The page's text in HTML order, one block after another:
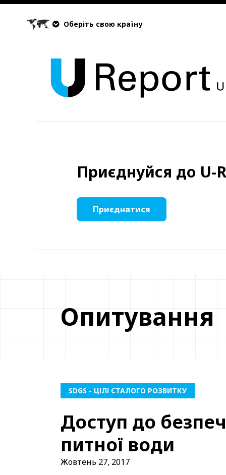
Оберіть свою країну
Приєднуйся до U-
Приєднатися
Опитування
SDGS - ЦІЛІ СТАЛОГО РОЗВИТКУ
Доступ до
питної води
Жовтень 27, 2017